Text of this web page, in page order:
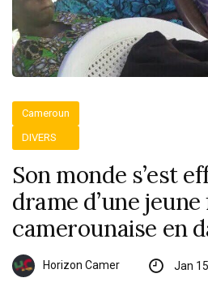
Cameroun
DIVERS
Son monde s’est
drame d’une
camerounaise en
Horizon Camer Jan